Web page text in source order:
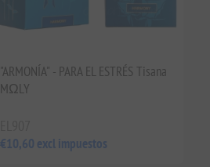
"ARMONÍA" - PARA EL ESTRÉS Tisana
MΩLY
€10,60 excl impuestos